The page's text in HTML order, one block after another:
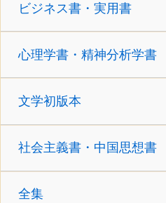
ビジネス書・実用書
心理学書・精神分析学書
文学初版本
社会主義書・中国思想書
全集